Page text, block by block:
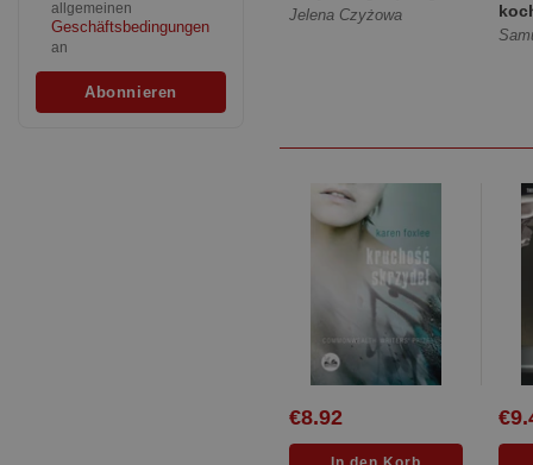
allgemeinen
Geschäftsbedingungen
an
Jelena Czyżowa
€8.92